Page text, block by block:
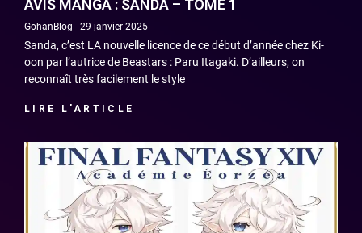
AVIS MANGA : SANDA – TOME 1
GohanBlog 29 janvier 2025
Sanda, c’est LA nouvelle licence de ce début d’année chez Ki-
oon par l’autrice de Beastars : Paru Itagaki. D’ailleurs, on
reconnaît très facilement le style
LIRE L'ARTICLE